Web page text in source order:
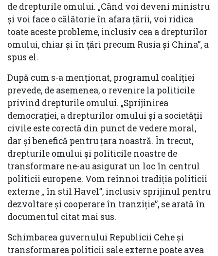
de drepturile omului. „Când voi deveni ministru
și voi face o călătorie în afara țării, voi ridica
toate aceste probleme, inclusiv cea a drepturilor
omului, chiar și în țări precum Rusia și China”, a
spus el.
După cum s-a menționat, programul coaliției
prevede, de asemenea, o revenire la politicile
privind drepturile omului. „Sprijinirea
democrației, a drepturilor omului și a societății
civile este corectă din punct de vedere moral,
dar și benefică pentru țara noastră. În trecut,
drepturile omului și politicile noastre de
transformare ne-au asigurat un loc în centrul
politicii europene. Vom reînnoi tradiția politicii
externe „ în stil Havel”, inclusiv sprijinul pentru
dezvoltare și cooperare în tranziție”, se arată în
documentul citat mai sus.
Schimbarea guvernului Republicii Cehe și
transformarea politicii sale externe poate avea